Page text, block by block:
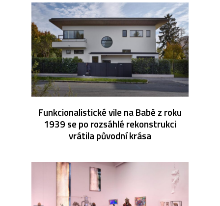
Funkcionalistické vile na Babě z roku
1939 se po rozsáhlé rekonstrukci
vrátila původní krása